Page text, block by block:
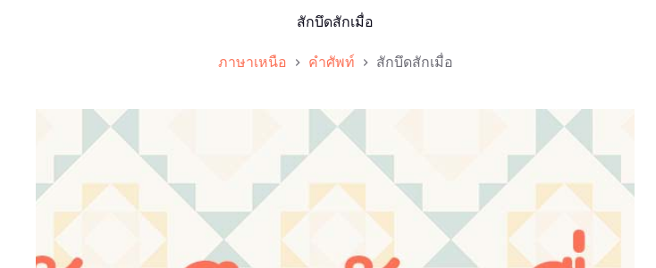
สักบึดสักเมื่อ
ภาษาเหนือ คำศัพท์ สักบึดสักเมื่อ